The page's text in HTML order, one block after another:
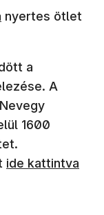
nyertes ötlet
a
A
1600
(új ablakban
ide kattintva